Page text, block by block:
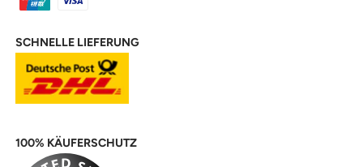
SCHNELLE LIEFERUNG
100% KÄUFERSCHUTZ